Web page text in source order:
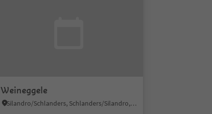
Weineggele
Silandro/Schlanders, Schlanders/Silandro, Vinschgau/Val Venosta